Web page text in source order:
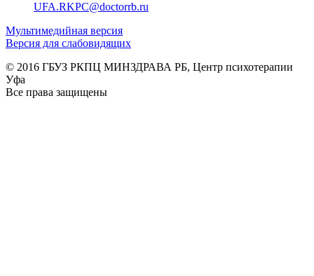
UFA.RKPC@doctorrb.ru
Мультимедийная версия
Версия для слабовидящих
© 2016 ГБУЗ РКПЦ МИНЗДРАВА РБ, Центр психотерапии
Уфа
Все права защищены